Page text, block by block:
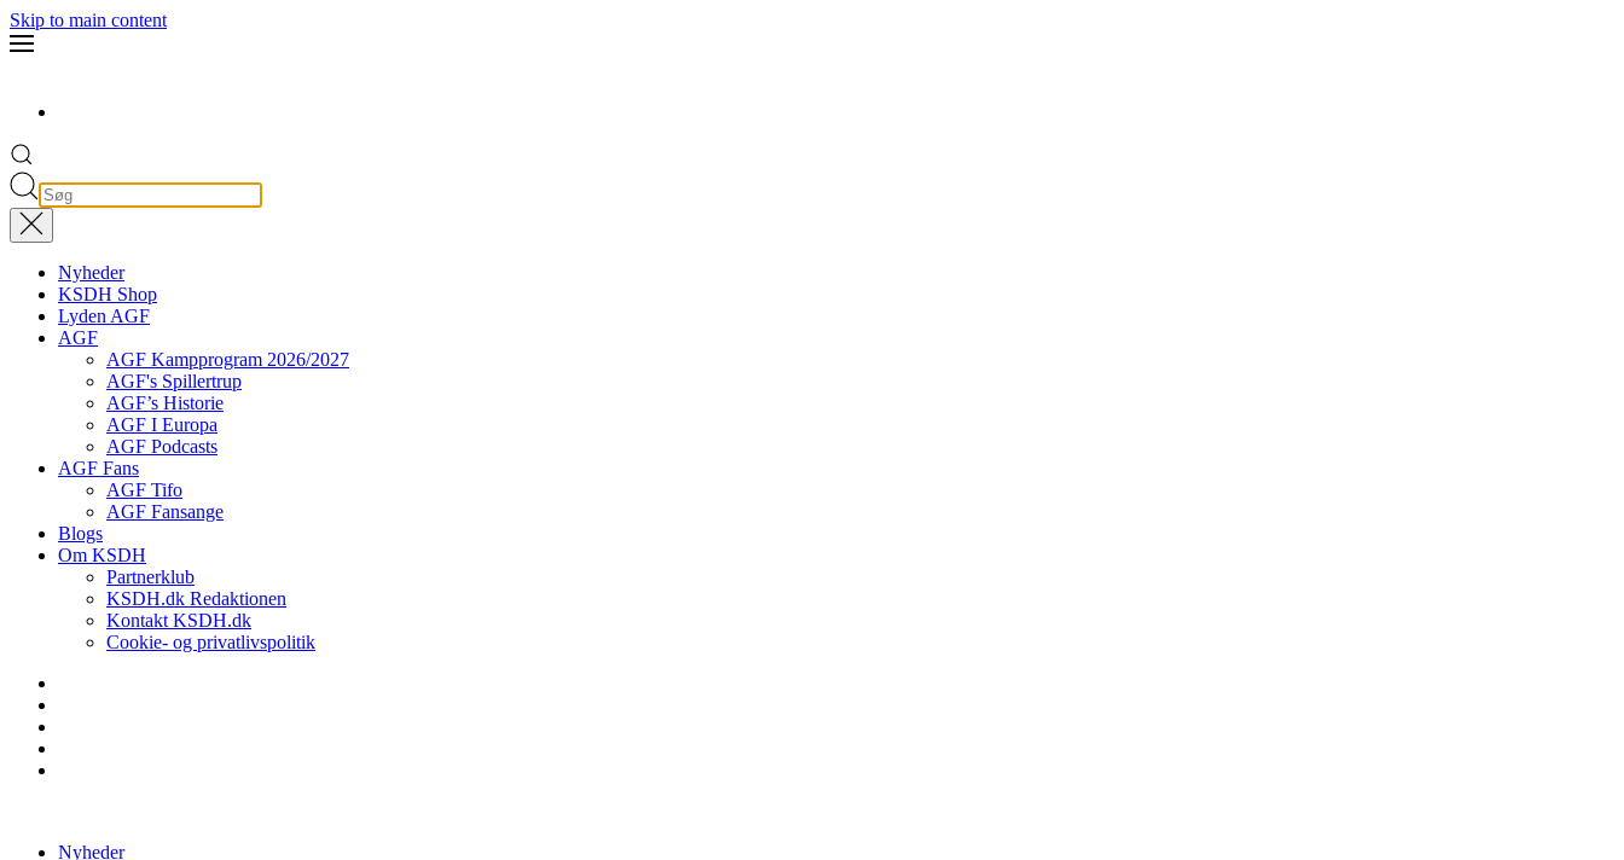
Skip to main content
Nyheder
KSDH Shop
Lyden AGF
AGF
AGF Kampprogram 2026/2027
AGF's Spillertrup
AGF’s Historie
AGF I Europa
AGF Podcasts
AGF Fans
AGF Tifo
AGF Fansange
Blogs
Om KSDH
Partnerklub
KSDH.dk Redaktionen
Kontakt KSDH.dk
Cookie- og privatlivspolitik
Nyheder